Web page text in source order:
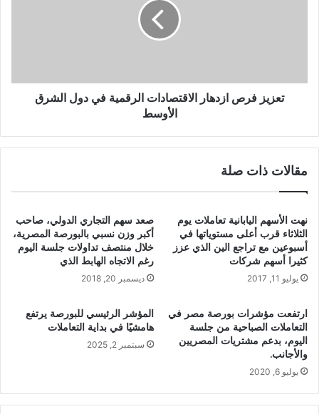
تعزيز فرص ازدهار الاقتصادات الرقمية في دول الشرق
الأوسط
مقالات ذات صلة
نهت الأسهم اليابانية تعاملات يوم
الثلاثاء قرب أعلى مستوياتها في
أسبوعين مع تراجع الين الذي عزز
كثيرا أسهم شركات
يوليو 11, 2017
صعد سهم التجاري الدولي، صاحب
أكبر وزن نسبي بالبورصة المصرية،
خلال منتصف تداولات جلسة اليوم
رغم الاتجاه الهابط الذي
ديسمبر 20, 2018
ارتفعت مؤشرات بورصة مصر في
التعاملات الصباحية من جلسة
اليوم، بدعم مشتريات المصريين
والأجانب.
يوليو 6, 2020
المؤشر الرئيسي للبورصة يرتفع
هامشيًا في بداية التعاملات
سبتمبر 2, 2025